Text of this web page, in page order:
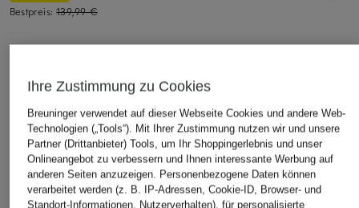
Bestpreis:139,99 €
Ihre Zustimmung zu Cookies
Breuninger verwendet auf dieser Webseite Cookies und andere Web-
Technologien („Tools“). Mit Ihrer Zustimmung nutzen wir und unsere
Partner (Drittanbieter) Tools, um Ihr Shoppingerlebnis und unser
Onlineangebot zu verbessern und Ihnen interessante Werbung auf
anderen Seiten anzuzeigen. Personenbezogene Daten können
verarbeitet werden (z. B. IP-Adressen, Cookie-ID, Browser- und
Standort-Informationen, Nutzerverhalten), für personalisierte